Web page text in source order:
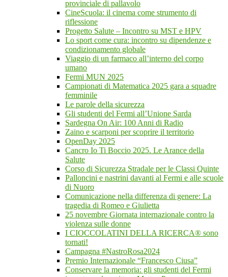
provinciale di pallavolo
CineScuola: il cinema come strumento di
riflessione
Progetto Salute – Incontro su MST e HPV
Lo sport come cura: incontro su dipendenze e
condizionamento globale
Viaggio di un farmaco all’interno del corpo
umano
Fermi MUN 2025
Campionati di Matematica 2025 gara a squadre
femminile
Le parole della sicurezza
Gli studenti del Fermi all’Unione Sarda
Sardegna On Air: 100 Anni di Radio
Zaino e scarponi per scoprire il territorio
OpenDay 2025
Cancro Io Ti Boccio 2025. Le Arance della
Salute
Corso di Sicurezza Stradale per le Classi Quinte
Palloncini e nastrini davanti al Fermi e alle scuole
di Nuoro
Comunicazione nella differenza di genere: La
tragedia di Romeo e Giulietta
25 novembre Giornata internazionale contro la
violenza sulle donne
I CIOCCOLATINI DELLA RICERCA® sono
tornati!
Campagna #NastroRosa2024
Premio Internazionale “Francesco Ciusa”
Conservare la memoria: gli studenti del Fermi